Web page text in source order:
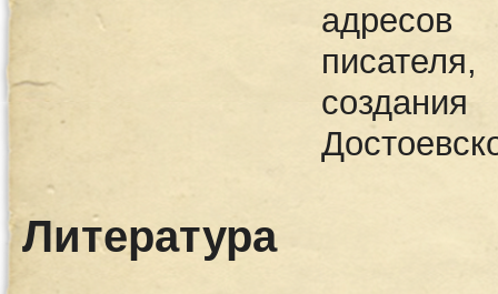
адресов
Литература